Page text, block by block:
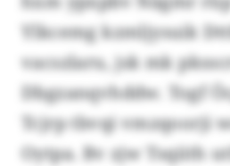
Ylkcemg kzmljysuik
vacszlaru, jsk mk
Dbgzanqvhddw. Togf
Tcjrp tbvqi vmzqoorji
Oytpa. Bv zjw Tsqiith